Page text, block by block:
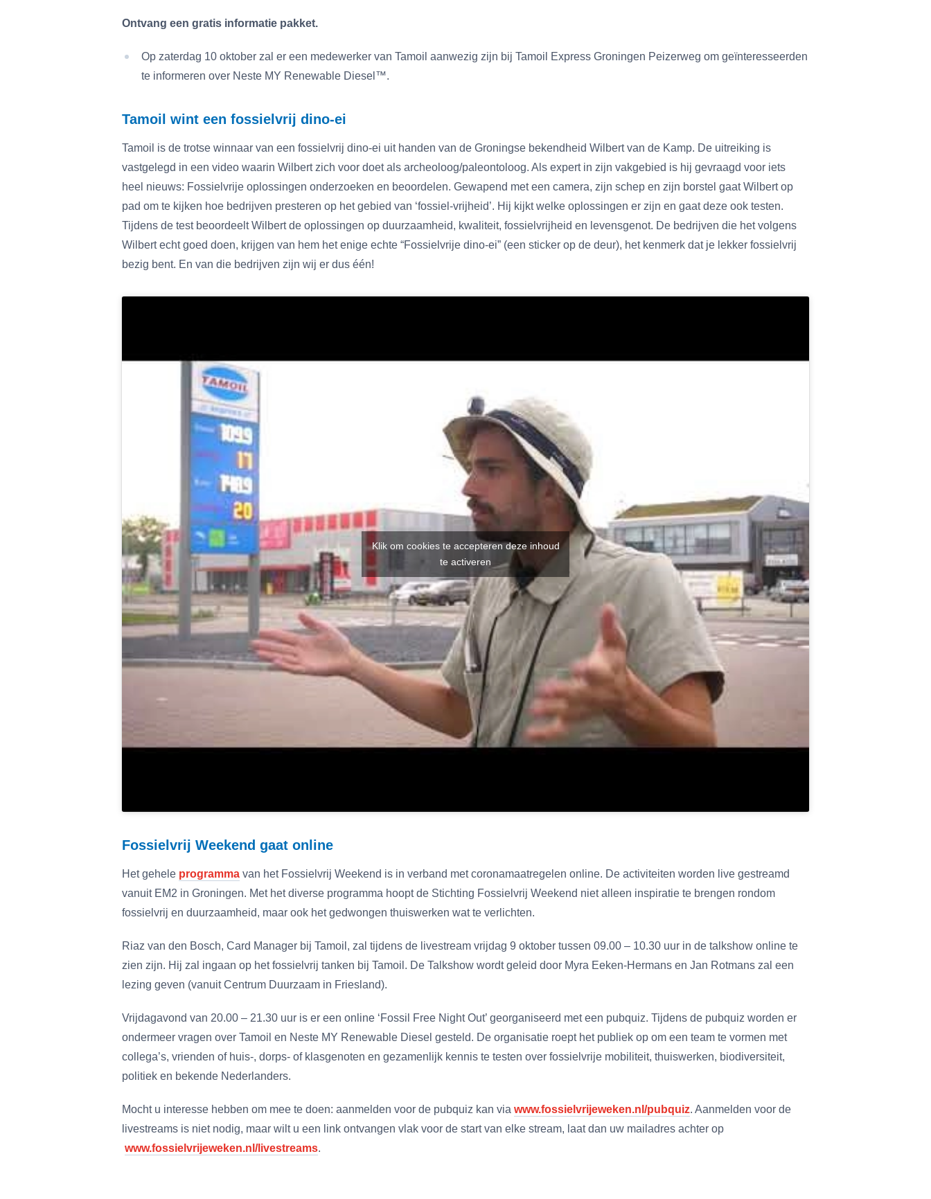
Ontvang een gratis informatie pakket.
Op zaterdag 10 oktober zal er een medewerker van Tamoil aanwezig zijn bij Tamoil Express Groningen Peizerweg om geïnteresseerden
te informeren over Neste MY Renewable Diesel™.
Tamoil wint een fossielvrij dino-ei
Tamoil is de trotse winnaar van een fossielvrij dino-ei uit handen van de Groningse bekendheid Wilbert van de Kamp. De uitreiking is
vastgelegd in een video waarin Wilbert zich voor doet als archeoloog/paleontoloog. Als expert in zijn vakgebied is hij gevraagd voor iets
heel nieuws: Fossielvrije oplossingen onderzoeken en beoordelen. Gewapend met een camera, zijn schep en zijn borstel gaat Wilbert op
pad om te kijken hoe bedrijven presteren op het gebied van ‘fossiel-vrijheid’. Hij kijkt welke oplossingen er zijn en gaat deze ook testen.
Tijdens de test beoordeelt Wilbert de oplossingen op duurzaamheid, kwaliteit, fossielvrijheid en levensgenot. De bedrijven die het volgens
Wilbert echt goed doen, krijgen van hem het enige echte “Fossielvrije dino-ei” (een sticker op de deur), het kenmerk dat je lekker fossielvrij
bezig bent. En van die bedrijven zijn wij er dus één!
Klik om cookies te accepteren deze inhoud
te activeren
Fossielvrij Weekend gaat online
Het gehele programma van het Fossielvrij Weekend is in verband met coronamaatregelen online. De activiteiten worden live gestreamd
vanuit EM2 in Groningen. Met het diverse programma hoopt de Stichting Fossielvrij Weekend niet alleen inspiratie te brengen rondom
fossielvrij en duurzaamheid, maar ook het gedwongen thuiswerken wat te verlichten.
Riaz van den Bosch, Card Manager bij Tamoil, zal tijdens de livestream vrijdag 9 oktober tussen 09.00 – 10.30 uur in de talkshow online te
zien zijn. Hij zal ingaan op het fossielvrij tanken bij Tamoil. De Talkshow wordt geleid door Myra Eeken-Hermans en Jan Rotmans zal een
lezing geven (vanuit Centrum Duurzaam in Friesland).
Vrijdagavond van 20.00 – 21.30 uur is er een online ‘Fossil Free Night Out’ georganiseerd met een pubquiz. Tijdens de pubquiz worden er
ondermeer vragen over Tamoil en Neste MY Renewable Diesel gesteld. De organisatie roept het publiek op om een team te vormen met
collega’s, vrienden of huis-, dorps- of klasgenoten en gezamenlijk kennis te testen over fossielvrije mobiliteit, thuiswerken, biodiversiteit,
politiek en bekende Nederlanders.
Mocht u interesse hebben om mee te doen: aanmelden voor de pubquiz kan via www.fossielvrijeweken.nl/pubquiz. Aanmelden voor de
livestreams is niet nodig, maar wilt u een link ontvangen vlak voor de start van elke stream, laat dan uw mailadres achter op
www.fossielvrijeweken.nl/livestreams.